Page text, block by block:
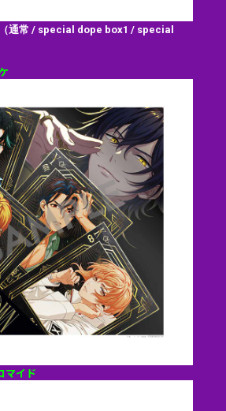
（通常 / special dope box1 / special
マイド